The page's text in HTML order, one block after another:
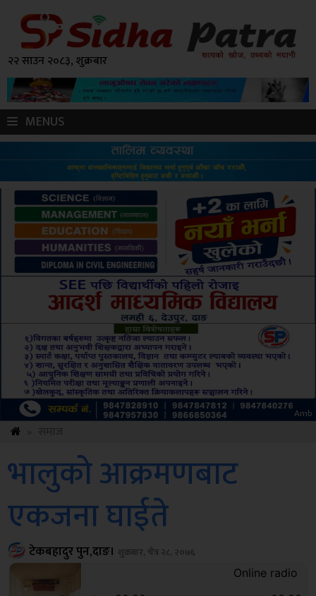
२२ साउन २०८३, शुक्रबार
MENUS
ksbus
भालुको आक्रमणबाट
एकजना घाईते
टेकबहादुर पुन,दाङ। शुक्रबार, चैत्र २८, २०७६